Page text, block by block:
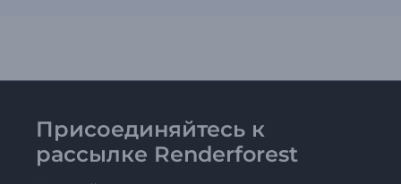
Присоединяйтесь к
рассылке Renderforest